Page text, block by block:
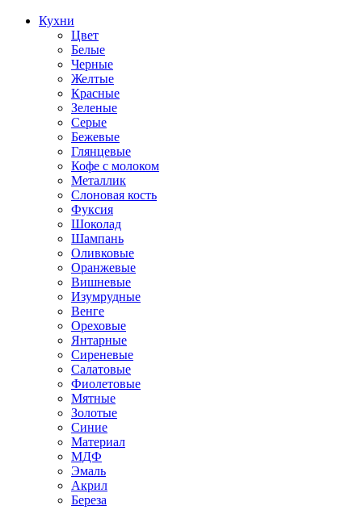
Кухни
Цвет
Белые
Черные
Желтые
Красные
Зеленые
Серые
Бежевые
Глянцевые
Кофе с молоком
Металлик
Слоновая кость
Фуксия
Шоколад
Шампань
Оливковые
Оранжевые
Вишневые
Изумрудные
Венге
Ореховые
Янтарные
Сиреневые
Салатовые
Фиолетовые
Мятные
Золотые
Синие
Материал
МДФ
Эмаль
Акрил
Береза